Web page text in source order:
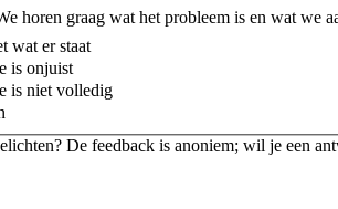
horen graag wat het probleem is en wat we
wat er staat
is onjuist
is niet volledig
De feedback is anoniem; wil je een